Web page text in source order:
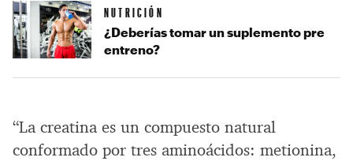
“La creatina es un compuesto natural
conformado por tres aminoácidos: metionina,
NUTRICIÓN
¿Deberías tomar un suplemento pre
entreno?